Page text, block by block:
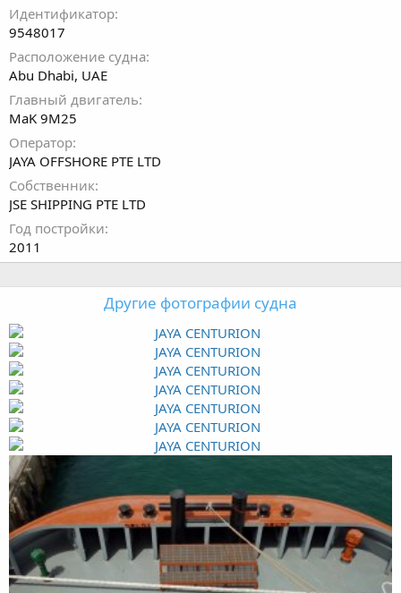
Идентификатор
9548017
Расположение судна
Abu Dhabi, UAE
Главный двигатель
MaK 9M25
Оператор
JAYA OFFSHORE PTE LTD
Собственник
JSE SHIPPING PTE LTD
Год постройки
2011
Другие фотографии судна